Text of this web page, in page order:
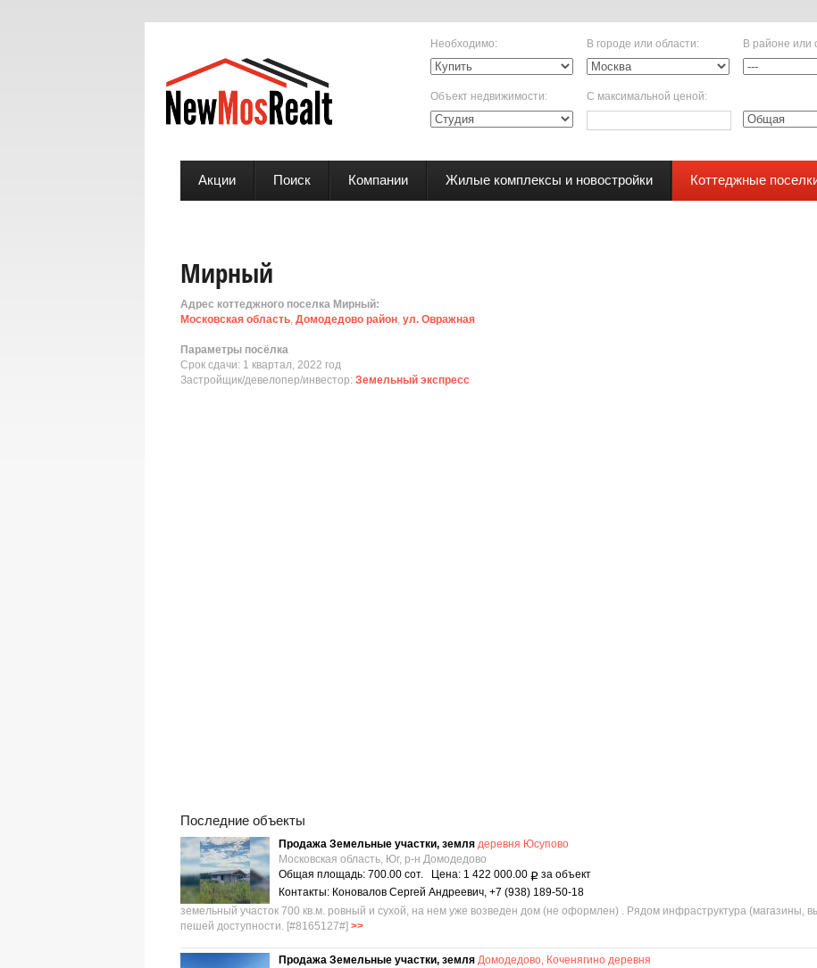
Необходимо: В городе или области: В районе или
Объект недвижимости: С максимальной ценой:
Акции Поиск Компании Жилые комплексы и новостройки Коттеджные
Мирный
Адрес коттеджного поселка Мирный:
Московская область, Домодедово район, ул. Овражная
Параметры посёлка
Срок сдачи: 1 квартал, 2022 год
Застройщик/девелопер/инвестор: Земельный экспресс
Последние объекты
Продажа Земельные участки, земля деревня Юсупово
Московская область, Юг, р-н Домодедово
Общая площадь: 700.00 сот. Цена: 1 422 000.00 Р за объект
Контакты: Коновалов Сергей Андреевич, +7 (938) 189-50-18
земельный участок 700 кв.м. ровный и сухой, на нем уже возведен дом (не оформлен) . Рядом инфраструктура (магазины,
пешей доступности. [#8165127#] >>
Продажа Земельные участки, земля Домодедово, Коченягино деревня